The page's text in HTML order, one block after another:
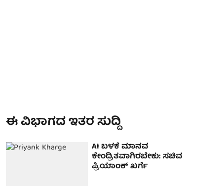
ಈ ವಿಭಾಗದ ಇತರ ಸುದ್ದಿ
AI ಬಳಕೆ ಮಾನವ
ಕೇಂದ್ರಿತವಾಗಿರಬೇಕು: ಸಚಿವ
ಪ್ರಿಯಾಂಕ್ ಖರ್ಗೆ